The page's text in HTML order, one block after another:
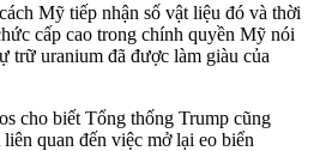
Mỹ tiếp nhận số vật liệu đó và thời
cấp cao trong chính quyền Mỹ nói
trữ uranium đã được làm giàu của
cho biết Tổng thống Trump cũng
quan đến việc mở lại eo biển